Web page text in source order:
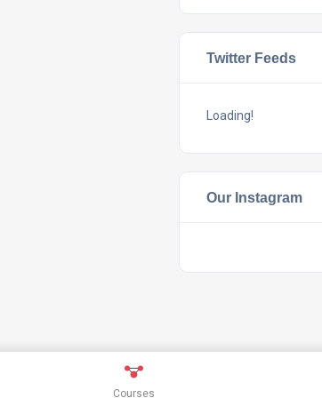
Twitter Feeds
Loading!
Our Instagram
Courses